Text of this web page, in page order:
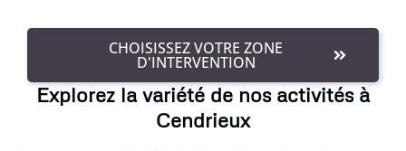
CHOISISSEZ VOTRE ZONE
D'INTERVENTION
Explorez la variété de nos activités à
Cendrieux